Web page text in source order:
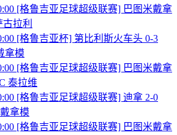
[格鲁吉亚足球超级联赛] 巴图米戴拿
拉利
[格鲁吉亚杯] 第比利斯火车头 0-3
拿模
[格鲁吉亚足球超级联赛] 巴图米戴拿
泰拉维
[格鲁吉亚足球超级联赛] 迪拿 2-0
拿模
[格鲁吉亚足球超级联赛] 巴图米戴拿